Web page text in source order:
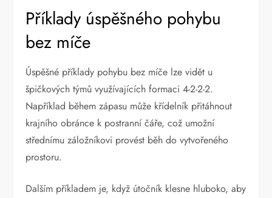
Příklady úspěšného pohybu
bez míče
Úspěšné příklady pohybu bez míče lze vidět u
špičkových týmů využívajících formaci 4-2-2-2.
Například během zápasu může křídelník přitáhnout
krajního obránce k postranní čáře, což umožní
střednímu záložníkovi provést běh do vytvořeného
prostoru.
Dalším příkladem je, když útočník klesne hluboko, aby